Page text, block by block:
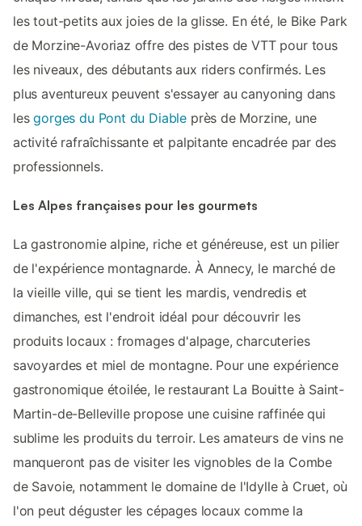
les tout-petits aux joies de la glisse. En été, le Bike Park
de Morzine-Avoriaz offre des pistes de VTT pour tous
les niveaux, des débutants aux riders confirmés. Les
plus aventureux peuvent s'essayer au canyoning dans
lesgorges du Pont du Diable près de Morzine, une
activité rafraîchissante et palpitante encadrée par des
professionnels.
Les Alpes françaises pour les gourmets
La gastronomie alpine, riche et généreuse, est un pilier
de l'expérience montagnarde. À Annecy, le marché de
la vieille ville, qui se tient les mardis, vendredis et
dimanches, est l'endroit idéal pour découvrir les
produits locaux : fromages d'alpage, charcuteries
savoyardes et miel de montagne. Pour une expérience
gastronomique étoilée, le restaurant La Bouitte à Saint-
Martin-de-Belleville propose une cuisine raffinée qui
sublime les produits du terroir. Les amateurs de vins ne
manqueront pas de visiter les vignobles de la Combe
de Savoie, notamment le domaine de l'Idylle à Cruet, où
l'on peut déguster les cépages locaux comme la